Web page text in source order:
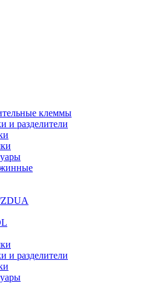
клеммы
и разделители
и разделители